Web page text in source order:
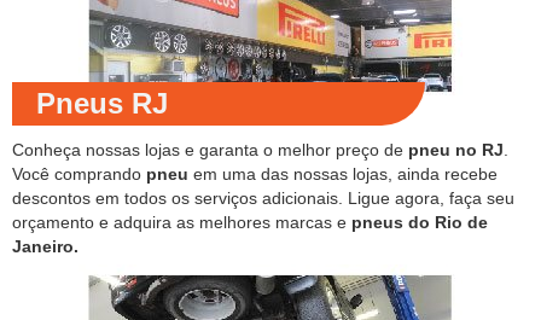
Pneus RJ
Conheça nossas lojas e garanta o melhor preço de pneu no RJ
Você comprando pneu em uma das nossas lojas, ainda recebe
descontos em todos os serviços adicionais. Ligue agora, faça seu
orçamento e adquira as melhores marcas e pneus do Rio de
Janeiro.